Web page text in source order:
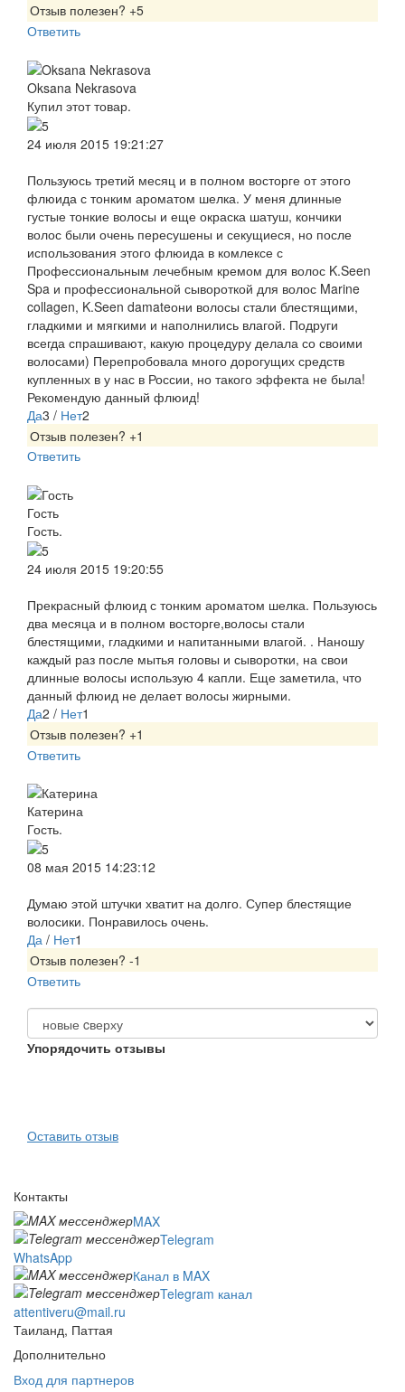
Отзыв полезен? +5
Ответить
Oksana Nekrasova
Купил этот товар.
24 июля 2015 19:21:27
Пользуюсь третий месяц и в полном восторге от этого
флюида с тонким ароматом шелка. У меня длинные
густые тонкие волосы и еще окраска шатуш, кончики
волос были очень пересушены и секущиеся, но после
использования этого флюида в комлексе с
Профессиональным лечебным кремом для волос K.Seen
Spa и профессиональной сывороткой для волос Marine
collagen, K.Seen damateони волосы стали блестящими,
гладкими и мягкими и наполнились влагой. Подруги
всегда спрашивают, какую процедуру делала со своими
волосами) Перепробовала много дорогущих средств
купленных в у нас в России, но такого эффекта не была!
Рекомендую данный флюид!
Да3 / Нет2
Отзыв полезен? +1
Ответить
Гость
Гость.
24 июля 2015 19:20:55
Прекрасный флюид с тонким ароматом шелка. Пользуюсь
два месяца и в полном восторге,волосы стали
блестящими, гладкими и напитанными влагой. . Наношу
каждый раз после мытья головы и сыворотки, на свои
длинные волосы использую 4 капли. Еще заметила, что
данный флюид не делает волосы жирными.
Да2 / Нет1
Отзыв полезен? +1
Ответить
Катерина
Гость.
08 мая 2015 14:23:12
Думаю этой штучки хватит на долго. Супер блестящие
волосики. Понравилось очень.
Да / Нет1
Отзыв полезен? -1
Ответить
Упорядочить отзывы
Оставить отзыв
Контакты
MAX
Telegram
WhatsApp
Канал в MAX
Telegram канал
attentiveru@mail.ru
Таиланд, Паттая
Дополнительно
Вход для партнеров